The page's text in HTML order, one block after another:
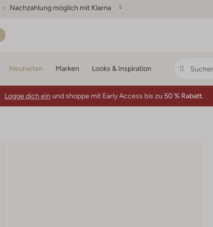
Nachzahlung möglich mit Klarna
Neuheiten Marken Looks & Inspiration
Logge dich ein und shoppe mit Early Access bis zu 50 % Rabatt.